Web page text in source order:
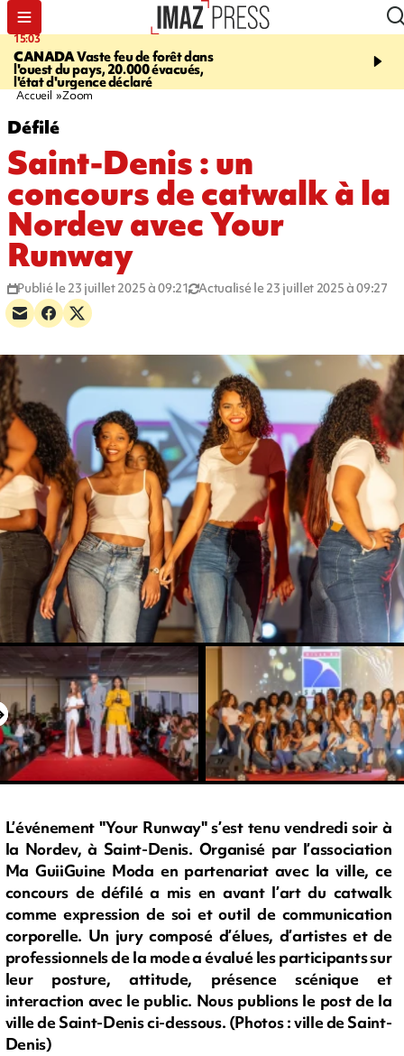
15:03
CANADAVaste feu de forêt dans
l'ouest du pays, 20.000 évacués,
l'état d'urgence déclaré
19:21
CONTRÔLES
end, 109 infractions
Accueil Zoom
Défilé
Saint-Denis : un
concours de catwalk à la
Nordev avec Your
Runway
Publié le 23 juillet 2025 à 09:21 Actualisé le 23 juillet 2025 à 09:27
L’événement "Your Runway" s’est tenu vendredi soir à
la Nordev, à Saint-Denis. Organisé par l’association
Ma GuiiGuine Moda en partenariat avec la ville, ce
concours de défilé a mis en avant l’art du catwalk
comme expression de soi et outil de communication
corporelle. Un jury composé d’élues, d’artistes et de
professionnels de la mode a évalué les participants sur
leur posture, attitude, présence scénique et
interaction avec le public. Nous publions le post de la
ville de Saint-Denis ci-dessous. (Photos : ville de Saint-
Denis)